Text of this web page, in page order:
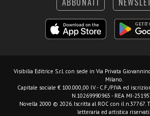
Visibilia Editrice S.r.l. con sede in Via Privata
Milano.
Capitale sociale € 100.000,00 I.V. - C.F./P.IVA ed
N.10269990965 - REA MI-
Novella 2000 © 2026. Iscritta al ROC con il
letteraria ed artistica riservati.